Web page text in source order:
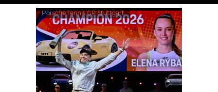
Porsche Tennis GP Stuttgart